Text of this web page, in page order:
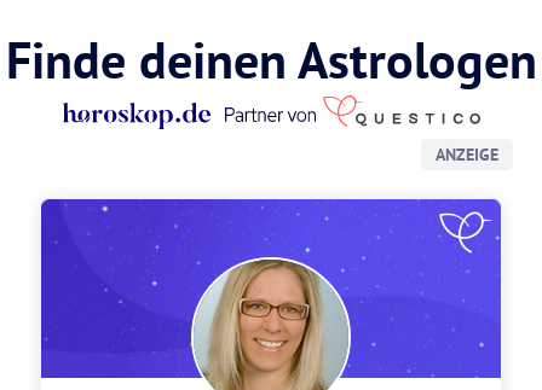
Finde deinen Astrologen
ANZEIGE